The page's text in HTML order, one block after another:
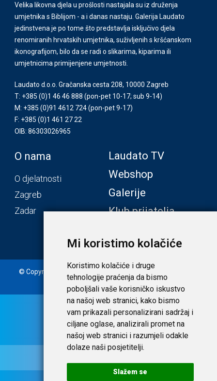
Mi koristimo kolačiće
Koristimo kolačiće i druge
tehnologije praćenja da bismo
poboljšali vaše korisničko iskustvo
na našoj web stranici, kako bismo
vam prikazali personalizirani sadržaj i
ciljane oglase, analizirali promet na
našoj web stranici i razumjeli odakle
dolaze naši posjetitelji.
Slažem se
Velika likovna djela u prošlosti nastajala su iz druženja
umjetnika s Biblijom - a i danas nastaju. Galerija Laudato
jedinstvena je po tome što predstavlja isključivo djela
renomiranih hrvatskih umjetnika, suživljenih s kršćanskom
ikonografijom, bilo da se radi o slikarima, kiparima ili
umjetnicima primijenjene umjetnosti.
Laudato d.o.o. Gračanska cesta 208, 10000 Zagreb
T: +385 (0)1 46 46 888 (pon-pet 10-17; sub 9-14)
M: +385 (0)91 4612 724(pon-pet 9-17)
F: +385 (0)1 461 27 22
OIB: 86303026965
O nama
O djelatnosti
Zagreb
Zadar
Laudato TV
Webshop
Galerije
Klub prijatelja
© Copyright 2020. Laudato d.o.o. | Tečaj konverzije: 1 EUR =
7,53450 HRK | Uvjeti i privatnost